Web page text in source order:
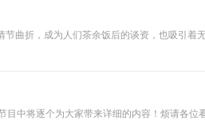
余饭后的谈资，也吸引着无数人去探寻真相。欢迎来
茧，一步步接近真相。从犯罪现场的蛛丝马迹
是悬疑爱好者，还是想通过案件了解历史
中将逐个为大家带来详细的内容！烦请各位